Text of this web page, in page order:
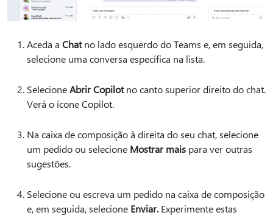
Aceda a Chatno lado esquerdo do Teams e, em seguida,
selecione uma conversa específica na lista.
SelecioneAbrir Copilotno canto superior direito do chat.
Verá o ícone Copilot.
Na caixa de composição à direita do seu chat, selecione
um pedido ou selecione Mostrar mais para ver outras
sugestões.
Selecione ou escreva um pedido na caixa de composição
e, em seguida, selecione Enviar.Experimente estas